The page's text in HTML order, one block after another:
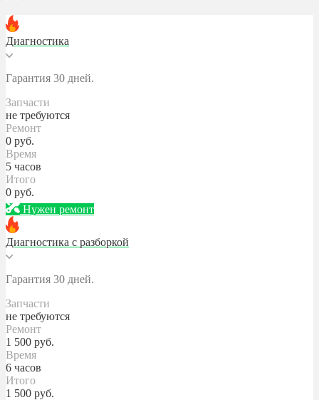
Диагностика
Гарантия 30 дней.
Запчасти
не требуются
Ремонт
0 руб.
Время
5 часов
Итого
0 руб.
Нужен ремонт
Диагностика с разборкой
Гарантия 30 дней.
Запчасти
не требуются
Ремонт
1 500 руб.
Время
6 часов
Итого
1 500 руб.